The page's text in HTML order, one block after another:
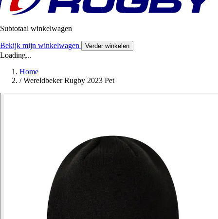
Subtotaal winkelwagen
Bekijk mijn winkelwagen Verder winkelen
Loading...
Home
/ Wereldbeker Rugby 2023 Pet